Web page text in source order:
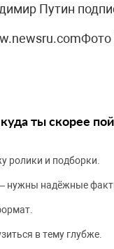
Путин
ты скорее
ролики и подборки.
нужны надёжные
в тему глубже.